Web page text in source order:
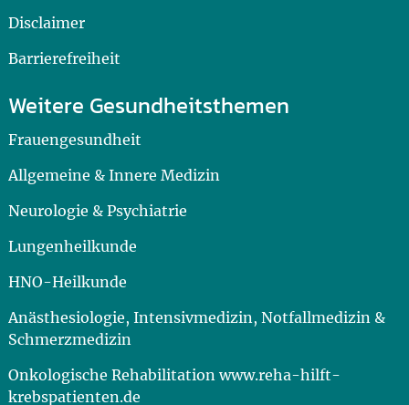
Disclaimer
Barrierefreiheit
Weitere Gesundheitsthemen
Frauengesundheit
Allgemeine & Innere Medizin
Neurologie & Psychiatrie
Lungenheilkunde
HNO-Heilkunde
Anästhesiologie, Intensivmedizin, Notfallmedizin &
Schmerzmedizin
Onkologische Rehabilitation www.reha-hilft-
krebspatienten.de